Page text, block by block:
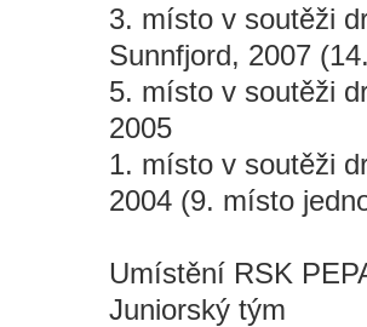
3. místo v soutěži
Sunnfjord, 2007
5. místo v soutěži
2005
1. místo v soutěži
2004 (9. místo
Umístění RSK
Juniorský tým